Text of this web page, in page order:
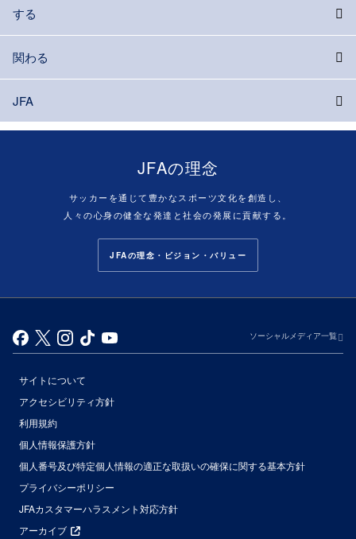
する
関わる
JFA
JFAの理念
サッカーを通じて豊かなスポーツ文化を創造し、
人々の心身の健全な発達と社会の発展に貢献する。
JFAの理念・ビジョン・バリュー
ソーシャルメディア一覧
サイトについて
アクセシビリティ方針
利用規約
個人情報保護方針
個人番号及び特定個人情報の適正な取扱いの確保に関する基本方針
プライバシーポリシー
JFAカスタマーハラスメント対応方針
アーカイブ